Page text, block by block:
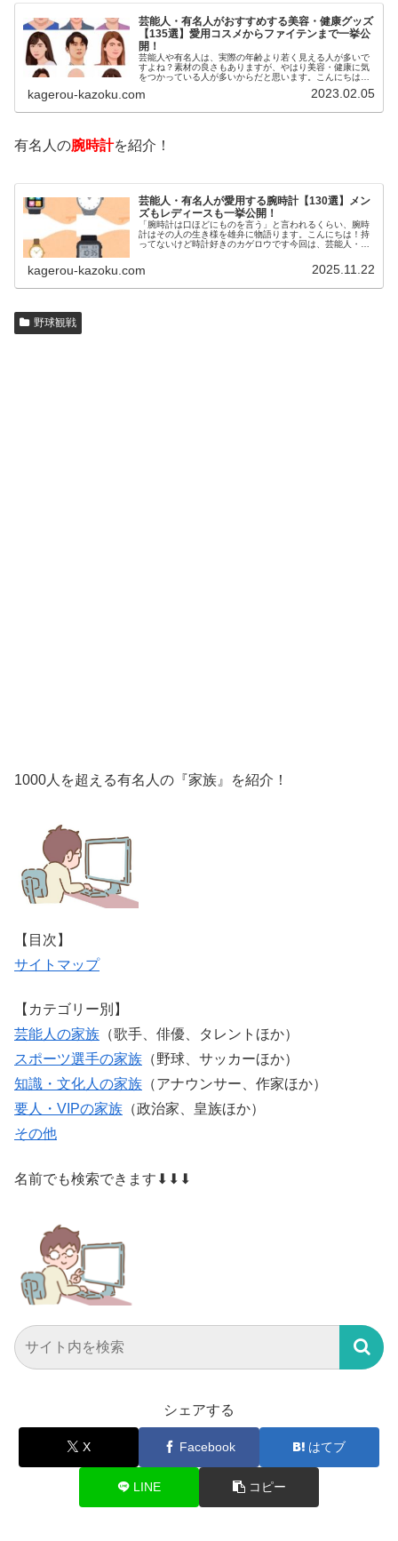
芸能人・有名人がおすすめする美容・健康グッズ
【135選】愛用コスメからファイテンまで一挙公
開！
芸能人や有名人は、実際の年齢より若く見える人が多いで
すよね？素材の良さもありますが、やはり美容・健康に気
をつかっている人が多いからだと思います。こんにちは！
いるのでしょうか？今回は、芸能人…
kagerou-kazoku.com 2023.02.05
有名人の腕時計を紹介！
芸能人・有名人が愛用する腕時計【130選】メン
ズもレディースも一挙公開！
「腕時計は口ほどにものを言う」と言われるくらい、腕時
計はその人の生き様を雄弁に物語ります。こんにちは！持
ってないけど時計好きのカゲロウです今回は、芸能人・有
kagerou-kazoku.com 2025.11.22
野球観戦
1000人を超える有名人の『家族』を紹介！
【目次】
サイトマップ
【カテゴリー別】
芸能人の家族 （歌手、俳優、タレントほか）
スポーツ選手の家族 （野球、サッカーほか）
知識・文化人の家族 （アナウンサー、作家ほか）
要人・VIPの家族 （政治家、皇族ほか）
その他
名前でも検索できます⬇⬇⬇
シェアする
X Facebook はてブ
LINE コピー